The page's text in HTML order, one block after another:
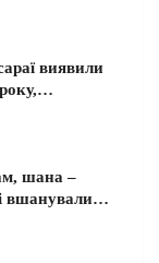
виявили
року,…
шана –
вшанували…